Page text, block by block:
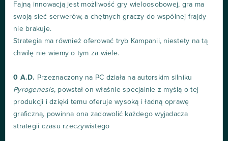
Fajną innowacją jest możliwość gry wieloosobowej, gra ma
swoją sieć serwerów, a chętnych graczy do wspólnej frajdy
nie brakuje.
Strategia ma również oferować tryb Kampanii, niestety na tą
chwilę nie wiemy o tym za wiele.
0 A.D. Przeznaczony na PC działa na autorskim silniku
Pyrogenesis, powstał on właśnie specjalnie z myślą o tej
produkcji i dzięki temu oferuje wysoką i ładną oprawę
graficzną, powinna ona zadowolić każdego wyjadacza
strategii czasu rzeczywistego